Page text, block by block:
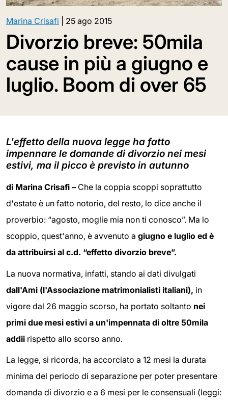
Marina Crisafi 25 ago 2015
Divorzio breve: 50mila
cause in più a giugno e
luglio. Boom di over 65
L'effetto della nuova legge ha fatto
impennare le domande di divorzio nei mesi
estivi, ma il picco è previsto in autunno
di Marina Crisafi – Che la coppia scoppi soprattutto
d'estate è un fatto notorio, del resto, lo dice anche il
proverbio: “agosto, moglie mia non ti conosco”. Ma lo
scoppio, quest'anno, è avvenuto a giugno e luglio ed è
da attribuirsi al c.d. “effetto divorzio breve”.
La nuova normativa, infatti, stando ai dati divulgati
dall'Ami (l'Associazione matrimonialisti italiani), in
vigore dal 26 maggio scorso, ha portato soltanto nei
primi due mesi estivi a un'impennata di oltre 50mila
addii rispetto allo scorso anno.
La legge, si ricorda, ha accorciato a 12 mesi la durata
minima del periodo di separazione per poter presentare
domanda di divorzio e a 6 mesi per le consensuali (leggi: